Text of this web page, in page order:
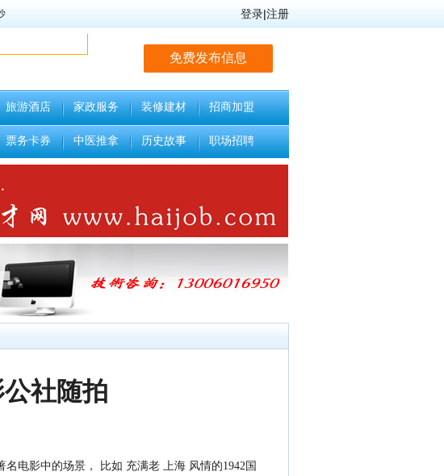
登录|注册
免费发布信息
旅游酒店 家政服务 装修建材 招商加盟
票务卡券 中医推拿 历史故事 职场招聘
社随拍
电影中的场景， 比如 充满老 上海 风情的1942国